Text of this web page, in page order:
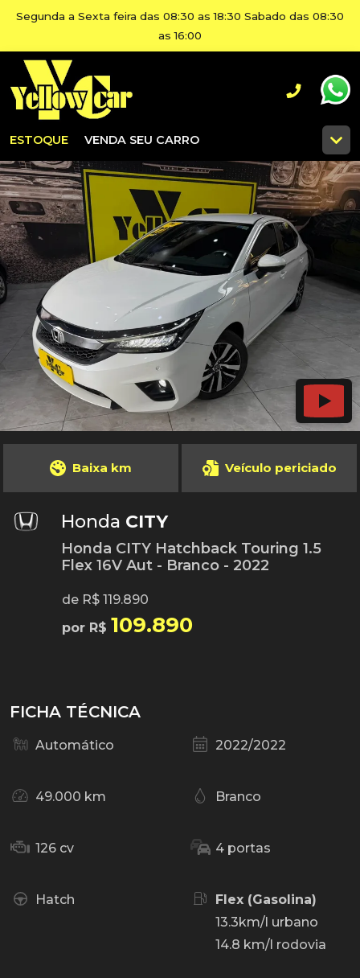
Segunda a Sexta feira das 08:30 as 18:30 Sabado das 08:30
as 16:00
ESTOQUE VENDA SEU CARRO
Baixa km Veículo periciado
Honda CITY
Honda CITY Hatchback Touring 1.5
Flex 16V Aut - Branco - 2022
de R$ 119.890
por R$ 109.890
FICHA TÉCNICA
Automático 2022/2022
49.000 km Branco
126 cv 4 portas
Hatch
Flex (Gasolina)
13.3km/l urbano
14.8 km/l rodovia